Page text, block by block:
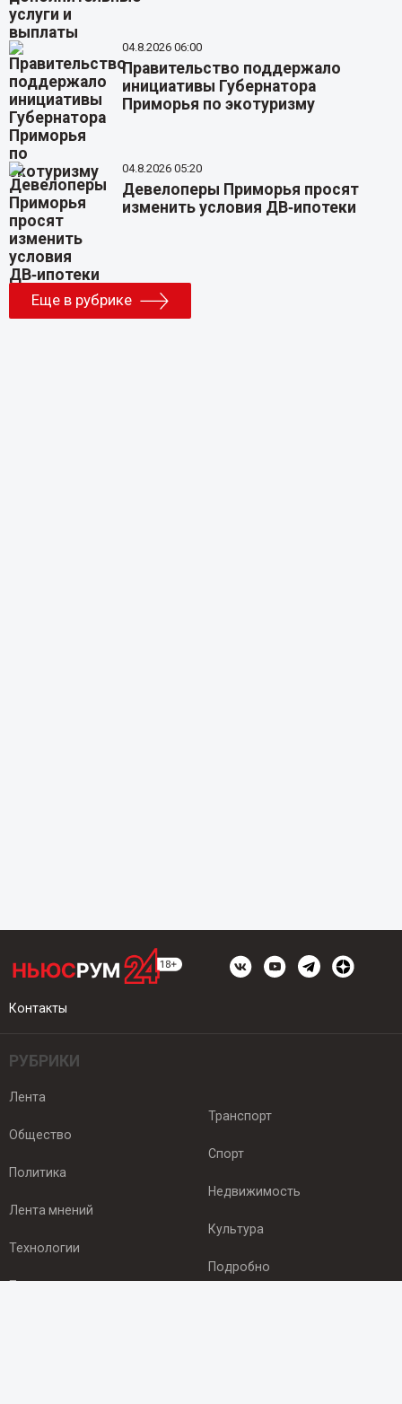
04.8.2026 06:00
Правительство поддержало
инициативы Губернатора
Приморья по экотуризму
04.8.2026 05:20
Девелоперы Приморья просят
изменить условия ДВ‑ипотеки
Еще в рубрике
Контакты
РУБРИКИ
Лента
Общество
Политика
Лента мнений
Технологии
Происшествия
Транспорт
Спорт
Недвижимость
Культура
Подробно